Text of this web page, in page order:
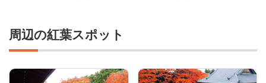
周辺の紅葉スポット